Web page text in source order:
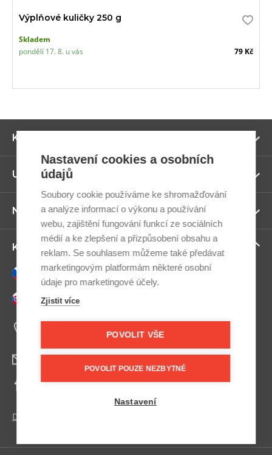
Výplňové kuličky 250 g
Skladem
pondělí 17. 8. u vás
79 Kč
Kategorie
Užitečné odkazy
Newsletter
Kontaktujte nás
Česky
Slovensky
+420 607 800 100
Facebook
Další kontakty
Nastavení cookies a osobních
údajů
Soubory cookie používáme ke shromažďování
a analýze informací o výkonu a používání
webu, zajištění fungování funkcí ze sociálních
médií a ke zlepšení a přizpůsobení obsahu a
reklam. Se souhlasem můžeme také předávat
marketingovým platformám některé osobní
údaje pro marketingové účely.
Zjistit více
POVOLIT VŠE
POVOLIT POUZE NEZBYTNÉ
Nastavení